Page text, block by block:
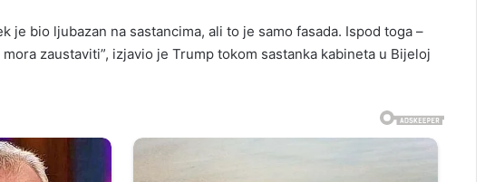
je bio ljubazan na sastancima, ali to je samo fasada. Ispod toga –
zaustaviti”, izjavio je Trump tokom sastanka kabineta u Bijeloj